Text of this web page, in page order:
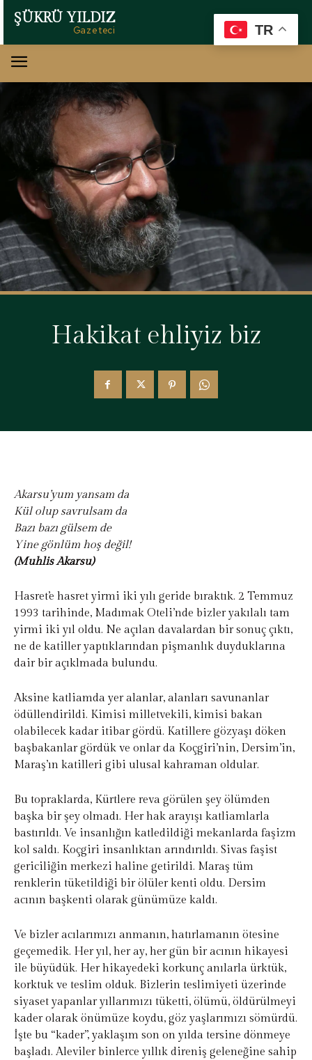
ŞÜKRÜ YILDIZ
Gazeteci
Hakikat ehliyiz biz
Akarsu’yum yansam da
Kül olup savrulsam da
Bazı bazı gülsem de
Yine gönlüm hoş değil!
(Muhlis Akarsu)
Hasret’e hasret yirmi iki yılı geride bıraktık. 2 Temmuz
1993 tarihinde, Madımak Oteli’nde bizler yakılalı tam
yirmi iki yıl oldu. Ne açılan davalardan bir sonuç çıktı,
ne de katiller yaptıklarından pişmanlık duyduklarına
dair bir açıklmada bulundu.
Aksine katliamda yer alanlar, alanları savunanlar
ödüllendirildi. Kimisi milletvekili, kimisi bakan
olabilecek kadar itibar gördü. Katillere gözyaşı döken
başbakanlar gördük ve onlar da Koçgiri’nin, Dersim’in,
Maraş’ın katilleri gibi ulusal kahraman oldular.
Bu topraklarda, Kürtlere reva görülen şey ölümden
başka bir şey olmadı. Her hak arayışı katliamlarla
bastırıldı. Ve insanlığın katledildiği mekanlarda faşizm
kol saldı. Koçgiri insanlıktan arındırıldı. Sivas faşist
gericiliğin merkezi haline getirildi. Maraş tüm
renklerin tüketildiği bir ölüler kenti oldu. Dersim
acının başkenti olarak günümüze kaldı.
Ve bizler acılarımızı anmanın, hatırlamanın ötesine
geçemedik. Her yıl, her ay, her gün bir acının hikayesi
ile büyüdük. Her hikayedeki korkunç anılarla ürktük,
korktuk ve teslim olduk. Bizlerin teslimiyeti üzerinde
siyaset yapanlar yıllarımızı tüketti, ölümü, öldürülmeyi
kader olarak önümüze koydu, göz yaşlarımızı sömürdü.
İşte bu “kader”, yaklaşım son on yılda tersine dönmeye
başladı. Aleviler binlerce yıllık direniş geleneğine sahip
TR